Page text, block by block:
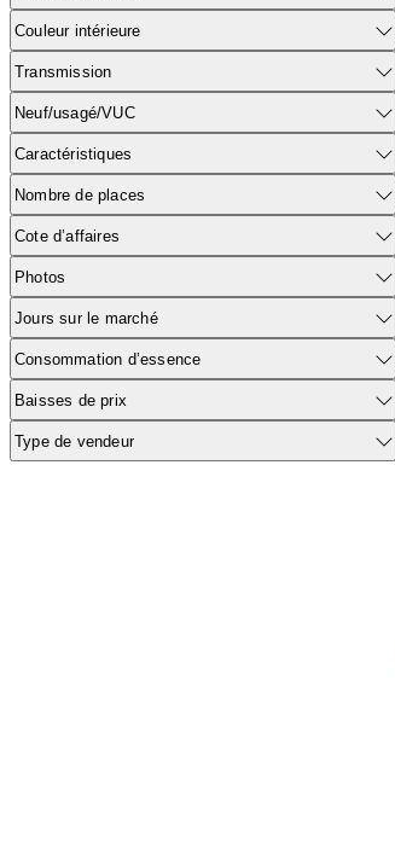
Couleur intérieure
Transmission
Neuf/usagé/VUC
Caractéristiques
Nombre de places
Cote d’affaires
Photos
Jours sur le marché
Consommation d’essence
Baisses de prix
Type de vendeur